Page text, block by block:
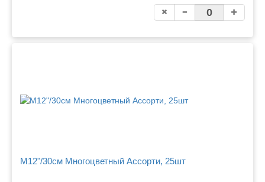
M12"/30см Многоцветный Ассорти, 25шт